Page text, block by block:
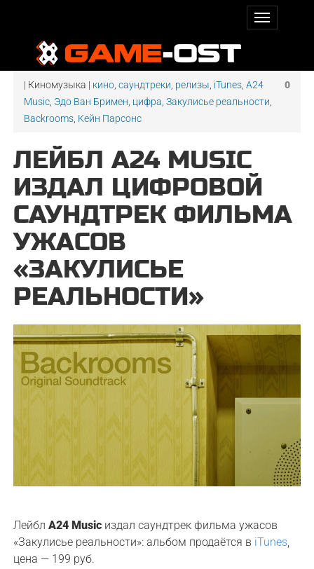
0
| Киномузыка | кино ,саундтреки релизы iTunes ,A24
Music Эдо Ван Бримен цифра ,Закулисье реальности
Backrooms Кейн Парсонс
ЛЕЙБЛ A24 MUSIC
ИЗДАЛ ЦИФРОВОЙ
САУНДТРЕК ФИЛЬМА
УЖАСОВ
«ЗАКУЛИСЬЕ
РЕАЛЬНОСТИ»
ЛейблA24 Music издал саундтрек фильма ужасов
«Закулисье реальности»: альбом продаётся в iTunes
цена — 199 руб.